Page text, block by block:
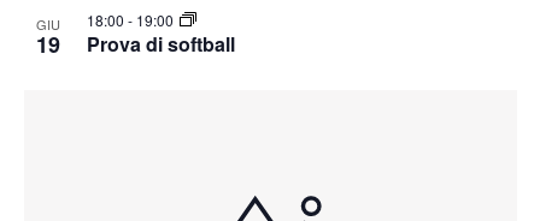
GIU
19 Prova di softball
18:00 - 19:00